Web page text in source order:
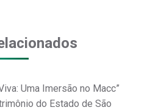
Uma Imersão no Macc”
do Estado de São